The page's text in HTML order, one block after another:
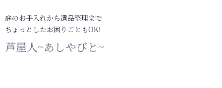
庭のお手入れから遺品整理まで
ちょっとしたお困りごともOK!
芦屋人~あしやびと~